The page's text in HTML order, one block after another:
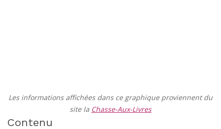
Les informations affichées dans ce graphique proviennent du
site la Chasse-Aux-Livres
Contenu